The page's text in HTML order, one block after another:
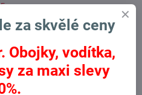
Reddit LinkedInWhatsApp
E-
mail
za skvělé ceny
Obojky, vodítka,
za maxi slevy